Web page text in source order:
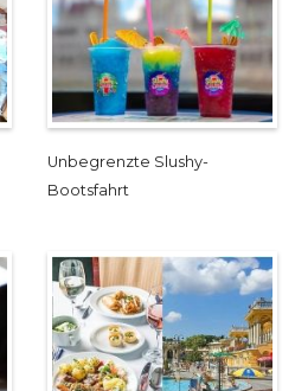
Unbegrenzte Slushy-
Bootsfahrt